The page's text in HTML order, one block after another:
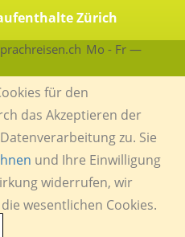
Zürich
Mo - Fr —
für den
das Akzeptieren der
zu. Sie
und Ihre Einwilligung
widerrufen, wir
wesentlichen Cookies.